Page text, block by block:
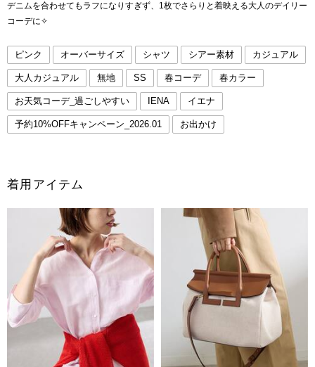
デニムを合わせてもラフになりすぎず、1枚でさらりと着映える大人のデイリー
コーデに✧
ピンク オーバーサイズ シャツ シアー素材 カジュアル
大人カジュアル 無地 SS 春コーデ 春カラー
お天気コーデ_過ごしやすい IENA イエナ
予約10%OFFキャンペーン_2026.01 お出かけ
着用アイテム